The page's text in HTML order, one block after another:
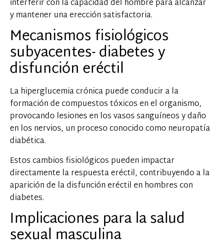
interferir con la capacidad del hombre para alcanzar
y mantener una erección satisfactoria.
Mecanismos fisiológicos
subyacentes- diabetes y
disfunción eréctil
La hiperglucemia crónica puede conducir a la
formación de compuestos tóxicos en el organismo,
provocando lesiones en los vasos sanguíneos y daño
en los nervios, un proceso conocido como neuropatía
diabética.
Estos cambios fisiológicos pueden impactar
directamente la respuesta eréctil, contribuyendo a la
aparición de la disfunción eréctil en hombres con
diabetes.
Implicaciones para la salud
sexual masculina